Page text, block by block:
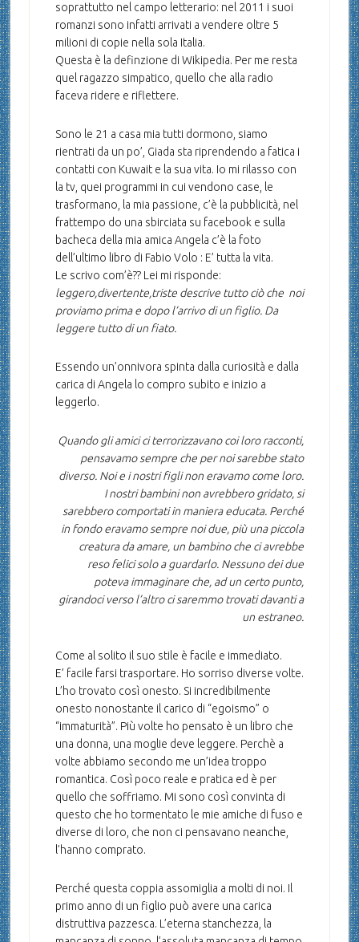
soprattutto nel campo letterario: nel 2011 i suoi
romanzi sono infatti arrivati a vendere oltre 5
milioni di copie nella sola Italia.
Questa è la definzione di Wikipedia. Per me resta
quel ragazzo simpatico, quello che alla radio
faceva ridere e riflettere.
Sono le 21 a casa mia tutti dormono, siamo
rientrati da un po’, Giada sta riprendendo a fatica i
contatti con Kuwait e la sua vita. Io mi rilasso con
la tv, quei programmi in cui vendono case, le
trasformano, la mia passione, c’è la pubblicità, nel
frattempo do una sbirciata su facebook e sulla
bacheca della mia amica Angela c’è la foto
dell’ultimo libro di Fabio Volo : E’ tutta la vita.
Le scrivo com’è?? Lei mi risponde:
leggero,divertente,triste descrive tutto ciò che noi
proviamo prima e dopo l’arrivo di un figlio. Da
leggere tutto di un fiato.
Essendo un’onnivora spinta dalla curiosità e dalla
carica di Angela lo compro subito e inizio a
leggerlo.
Quando gli amici ci terrorizzavano coi loro racconti,
pensavamo sempre che per noi sarebbe stato
diverso. Noi e i nostri figli non eravamo come loro.
I nostri bambini non avrebbero gridato, si
sarebbero comportati in maniera educata. Perché
in fondo eravamo sempre noi due, più una piccola
creatura da amare, un bambino che ci avrebbe
reso felici solo a guardarlo. Nessuno dei due
poteva immaginare che, ad un certo punto,
girandoci verso l’altro ci saremmo trovati davanti a
un estraneo.
Come al solito il suo stile è facile e immediato.
E’ facile farsi trasportare. Ho sorriso diverse volte.
L’ho trovato così onesto. Si incredibilmente
onesto nonostante il carico di “egoismo” o
“immaturità”. Più volte ho pensato è un libro che
una donna, una moglie deve leggere. Perchè a
volte abbiamo secondo me un’idea troppo
romantica. Così poco reale e pratica ed è per
quello che soffriamo. Mi sono così convinta di
questo che ho tormentato le mie amiche di fuso e
diverse di loro, che non ci pensavano neanche,
l’hanno comprato.
Perché questa coppia assomiglia a molti di noi. Il
primo anno di un figlio può avere una carica
distruttiva pazzesca. L’eterna stanchezza, la